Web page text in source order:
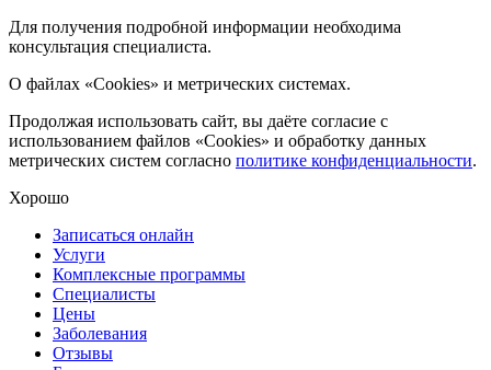
Для получения подробной информации необходима
консультация специалиста.
О файлах «Cookies» и метрических системах.
Продолжая использовать сайт, вы даёте согласие с
использованием файлов «Cookies» и обработку данных
метрических систем согласно политике конфиденциальности.
Хорошо
Записаться онлайн
Услуги
Комплексные программы
Специалисты
Цены
Заболевания
Отзывы